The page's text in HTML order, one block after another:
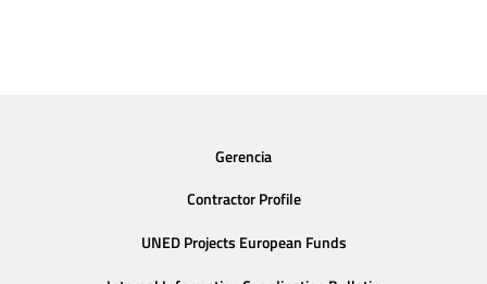
Gerencia
Contractor Profile
UNED Projects European Funds